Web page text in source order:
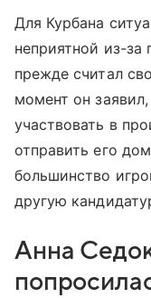
Для Курбана
неприятной из-
прежде считал
момент он
участвовать в
отправить его
большинство
другую
Анна